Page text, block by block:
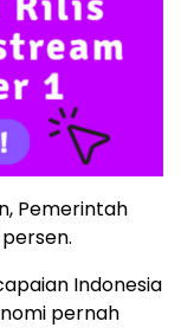
Pemerintah
Indonesia
pernah